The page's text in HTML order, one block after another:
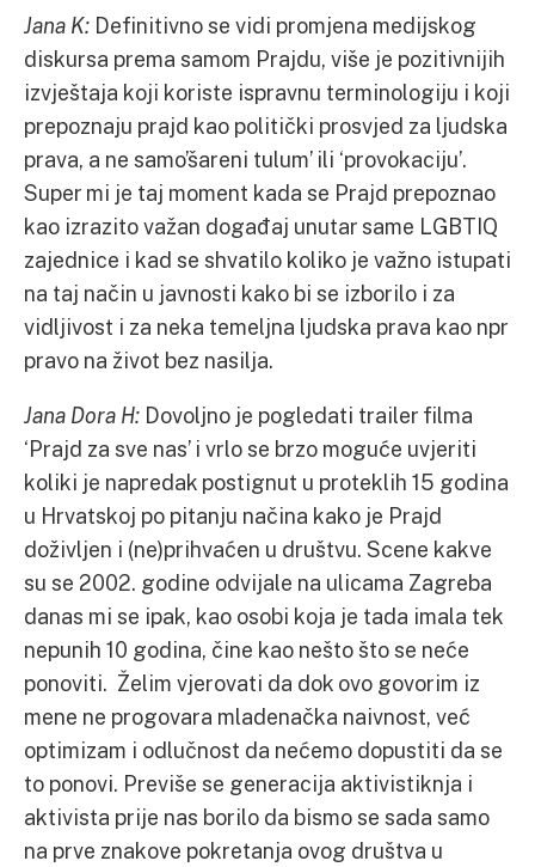
Jana K: Definitivno se vidi promjena medijskog
diskursa prema samom Prajdu, više je pozitivnijih
izvještaja koji koriste ispravnu terminologiju i koji
prepoznaju prajd kao politički prosvjed za ljudska
prava, a ne samo’šareni tulum’ ili ‘provokaciju’.
Super mi je taj moment kada se Prajd prepoznao
kao izrazito važan događaj unutar same LGBTIQ
zajednice i kad se shvatilo koliko je važno istupati
na taj način u javnosti kako bi se izborilo i za
vidljivost i za neka temeljna ljudska prava kao npr
pravo na život bez nasilja.
Jana Dora H: Dovoljno je pogledati trailer filma
‘Prajd za sve nas’ i vrlo se brzo moguće uvjeriti
koliki je napredak postignut u proteklih 15 godina
u Hrvatskoj po pitanju načina kako je Prajd
doživljen i (ne)prihvaćen u društvu. Scene kakve
su se 2002. godine odvijale na ulicama Zagreba
danas mi se ipak, kao osobi koja je tada imala tek
nepunih 10 godina, čine kao nešto što se neće
ponoviti. Želim vjerovati da dok ovo govorim iz
mene ne progovara mladenačka naivnost, već
optimizam i odlučnost da nećemo dopustiti da se
to ponovi. Previše se generacija aktivistiknja i
aktivista prije nas borilo da bismo se sada samo
na prve znakove pokretanja ovog društva u